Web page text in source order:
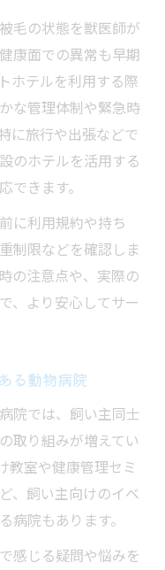
毛の状態を獣医師が
康面での異常も早期
ホテルを利用する際
な管理体制や緊急時
に旅行や出張などで
のホテルを活用する
できます。
に利用規約や持ち
制限などを確認しま
の注意点や、実際の
、より安心してサー
る動物病院
院では、飼い主同士
取り組みが増えてい
教室や健康管理セミ
、飼い主向けのイベ
病院もあります。
感じる疑問や悩みを